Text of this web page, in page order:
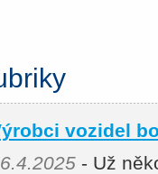
vozidel
- Už